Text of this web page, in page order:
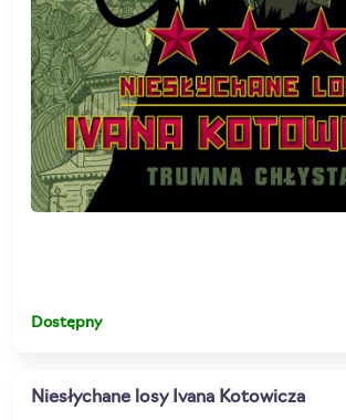
Dostępny
Niesłychane losy Ivana Kotowicza